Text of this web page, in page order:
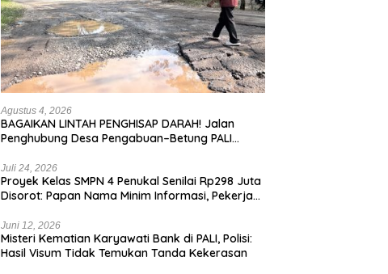
Agustus 4, 2026
BAGAIKAN LINTAH PENGHISAP DARAH! Jalan
Penghubung Desa Pengabuan–Betung PALI
Biang Kerok
Juli 24, 2026
Proyek Kelas SMPN 4 Penukal Senilai Rp298 Juta
Disorot: Papan Nama Minim Informasi, Pekerja
Juni 12, 2026
Misteri Kematian Karyawati Bank di PALI, Polisi:
Hasil Visum Tidak Temukan Tanda Kekerasan